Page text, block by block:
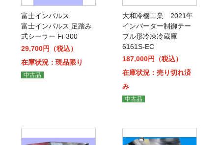
富士インパルス
富士インパルス 足踏み
式シーラー Fi-300
29,700円（税込）
在庫状況：現品限り
中古品
大和冷機工業 2021年
インバーター制御テー
ブル形冷凍冷蔵庫
6161S-EC
187,000円（税込）
在庫状況：売り切れ済
み
中古品